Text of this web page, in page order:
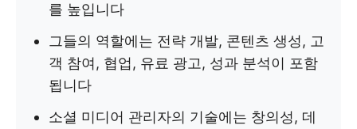
를 높입니다
그들의 역할에는 전략 개발, 콘텐츠 생성, 고
객 참여, 협업, 유료 광고, 성과 분석이 포함
됩니다
소셜 미디어 관리자의 기술에는 창의성, 데